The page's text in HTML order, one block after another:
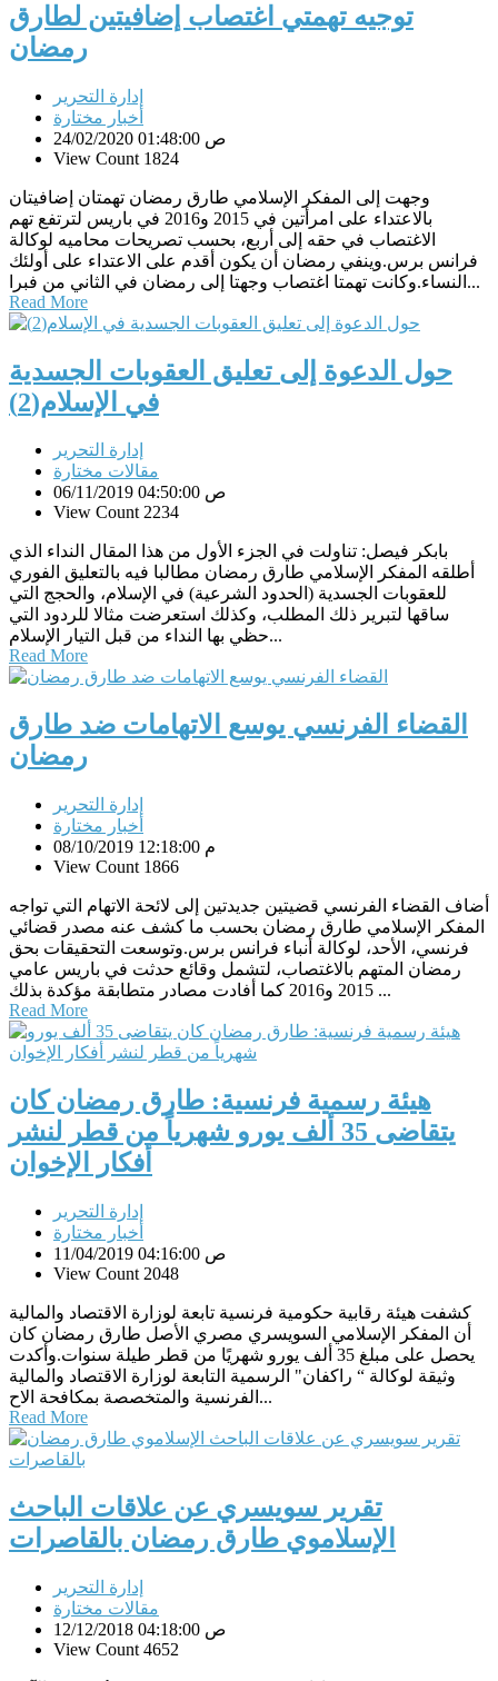
توجيه تهمتي اغتصاب إضافيتين لطارق
رمضان
إدارة التحرير
أخبار مختارة
24/02/2020 01:48:00 ص
View Count 1824
وجهت إلى المفكر الإسلامي طارق رمضان تهمتان إضافيتان
بالاعتداء على امرأتين في 2015 و2016 في باريس لترتفع تهم
الاغتصاب في حقه إلى أربع، بحسب تصريحات محاميه لوكالة
فرانس برس.وينفي رمضان أن يكون أقدم على الاعتداء على أولئك
النساء.وكانت تهمتا اغتصاب وجهتا إلى رمضان في الثاني من فبرا...
Read More
حول الدعوة إلى تعليق العقوبات الجسدية
في الإسلام(2)
إدارة التحرير
مقالات مختارة
06/11/2019 04:50:00 ص
View Count 2234
بابكر فيصل: تناولت في الجزء الأول من هذا المقال النداء الذي
أطلقه المفكر الإسلامي طارق رمضان مطالبا فيه بالتعليق الفوري
للعقوبات الجسدية (الحدود الشرعية) في الإسلام، والحجج التي
ساقها لتبرير ذلك المطلب، وكذلك استعرضت مثالا للردود التي
حظي بها النداء من قبل التيار الإسلام...
Read More
القضاء الفرنسي يوسع الاتهامات ضد طارق
رمضان
إدارة التحرير
أخبار مختارة
08/10/2019 12:18:00 م
View Count 1866
أضاف القضاء الفرنسي قضيتين جديدتين إلى لائحة الاتهام التي تواجه
المفكر الإسلامي طارق رمضان بحسب ما كشف عنه مصدر قضائي
فرنسي، الأحد، لوكالة أنباء فرانس برس.وتوسعت التحقيقات بحق
رمضان المتهم بالاغتصاب، لتشمل وقائع حدثت في باريس عامي
2015 و2016 كما أفادت مصادر متطابقة مؤكدة بذلك ...
Read More
هيئة رسمية فرنسية: طارق رمضان كان
يتقاضى 35 ألف يورو شهرياً من قطر لنشر
أفكار الإخوان
إدارة التحرير
أخبار مختارة
11/04/2019 04:16:00 ص
View Count 2048
كشفت هيئة رقابية حكومية فرنسية تابعة لوزارة الاقتصاد والمالية
أن المفكر الإسلامي السويسري مصري الأصل طارق رمضان كان
يحصل على مبلغ 35 ألف يورو شهريًا من قطر طيلة سنوات.وأكدت
وثيقة لوكالة “ راكفان" الرسمية التابعة لوزارة الاقتصاد والمالية
الفرنسية والمتخصصة بمكافحة الاح...
Read More
تقرير سويسري عن علاقات الباحث
الإسلاموي طارق رمضان بالقاصرات
إدارة التحرير
مقالات مختارة
12/12/2018 04:18:00 ص
View Count 4652